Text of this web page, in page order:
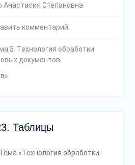
Степановна
комментарий
3. Технология обработки
документов
Таблицы
«Технология обработки